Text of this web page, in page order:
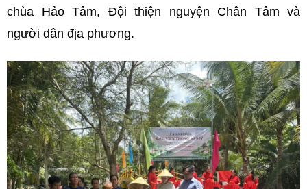
chùa Hảo Tâm, Đội thiện nguyện Chân Tâm và
người dân địa phương.